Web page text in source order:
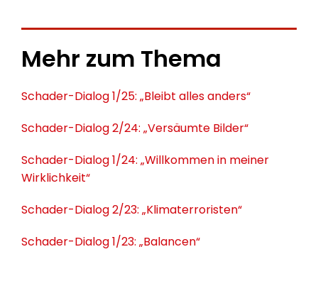
Mehr zum Thema
Schader-Dialog 1/25: „Bleibt alles anders“
Schader-Dialog 2/24: „Versäumte Bilder“
Schader-Dialog 1/24: „Willkommen in meiner
Wirklichkeit“
Schader-Dialog 2/23: „Klimaterroristen“
Schader-Dialog 1/23: „Balancen“